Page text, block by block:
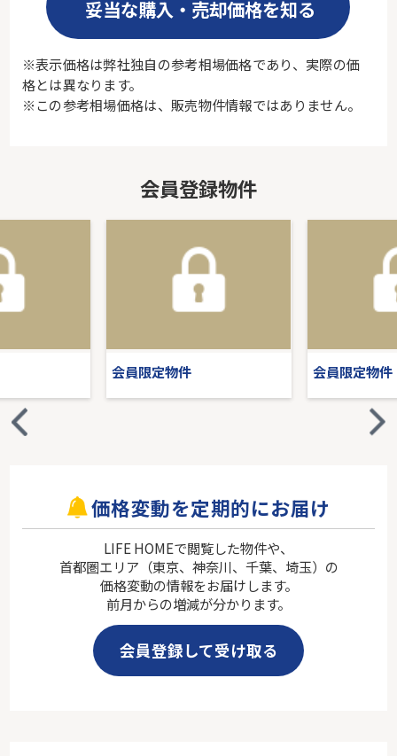
妥当な購入・売却価格を知る
※表示価格は弊社独自の参考相場価格であり、実際の価
格とは異なります。
※この参考相場価格は、販売物件情報ではありません。
会員登録物件
会員限定物件 会員限定物件
価格変動を定期的にお届け
LIFE HOMEで閲覧した物件や、
首都圏エリア（東京、神奈川、千葉、埼玉）の
価格変動の情報をお届けします。
前月からの増減が分かります。
会員登録して受け取る